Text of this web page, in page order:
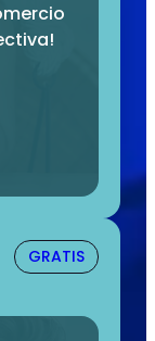
GRATIS